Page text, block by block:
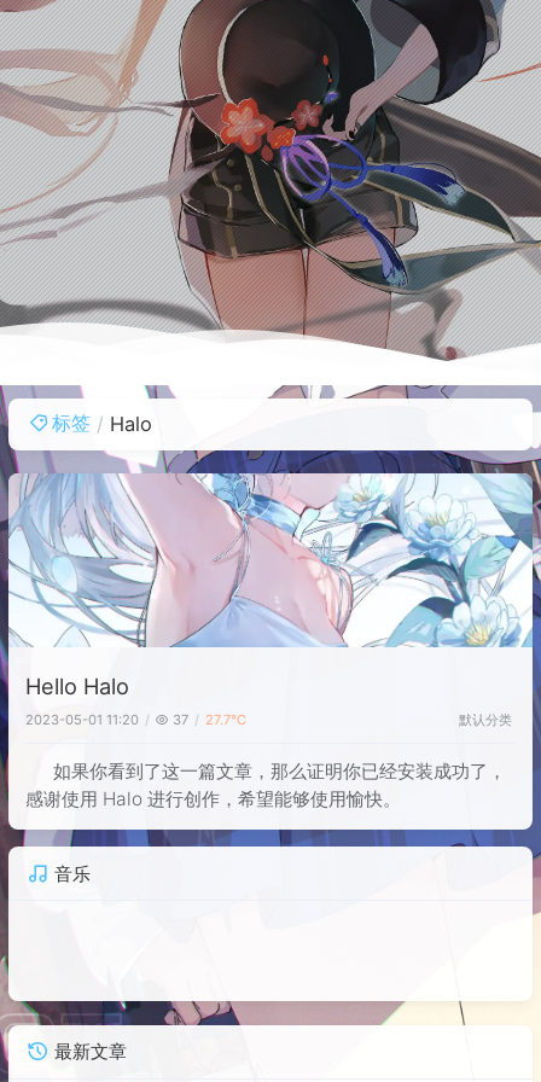
标签 Halo
Hello Halo
2023-05-01 11:20 37 27.7℃ 默认分类
如果你看到了这一篇文章，那么证明你已经安装成功了，
感谢使用 Halo 进行创作，希望能够使用愉快。
音乐
最新文章